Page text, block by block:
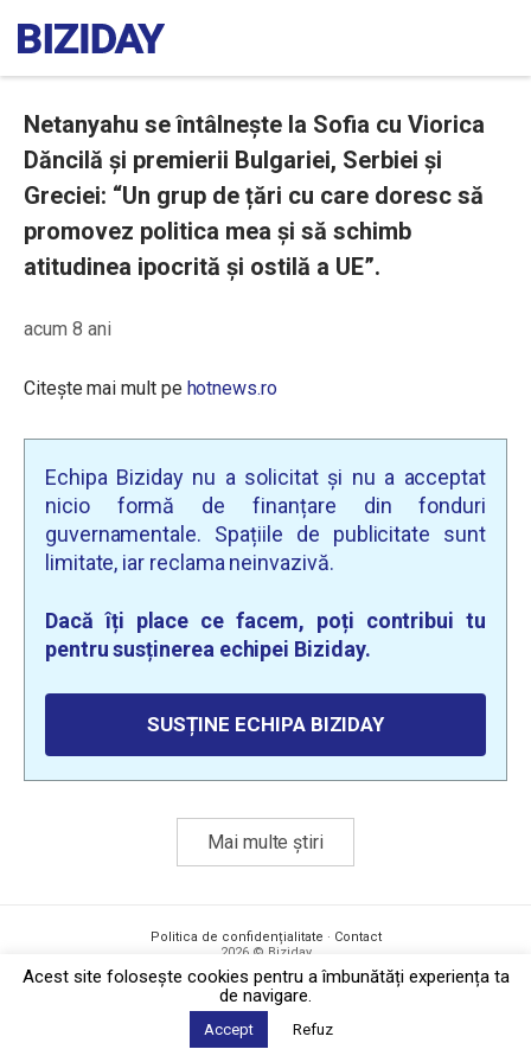
Netanyahu se întâlnește la Sofia cu Viorica
Dăncilă și premierii Bulgariei, Serbiei și
Greciei: “Un grup de țări cu care doresc să
promovez politica mea și să schimb
atitudinea ipocrită și ostilă a UE”.
acum 8 ani
Citește mai mult pe hotnews.ro
Echipa Biziday nu a solicitat și nu a acceptat
nicio formă de finanțare din fonduri
guvernamentale. Spațiile de publicitate sunt
limitate, iar reclama neinvazivă.
Dacă îți place ce facem, poți contribui tu
pentru susținerea echipei Biziday.
SUSȚINE ECHIPA BIZIDAY
Mai multe știri
Politica de confidențialitate · Contact
2026 © Biziday
Acest site foloseşte cookies pentru a îmbunătăți experiența ta
de navigare.
Accept Refuz